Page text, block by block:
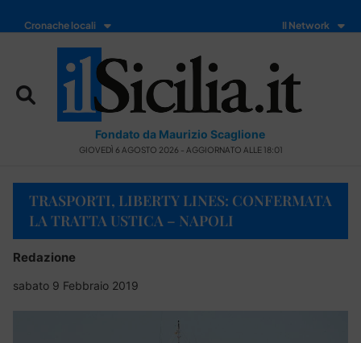
Cronache locali Il Network
Fondato da Maurizio Scaglione
GIOVEDÌ 6 AGOSTO 2026 - AGGIORNATO ALLE 18:01
TRASPORTI, LIBERTY LINES: CONFERMATA
LA TRATTA USTICA – NAPOLI
Redazione
sabato 9 Febbraio 2019